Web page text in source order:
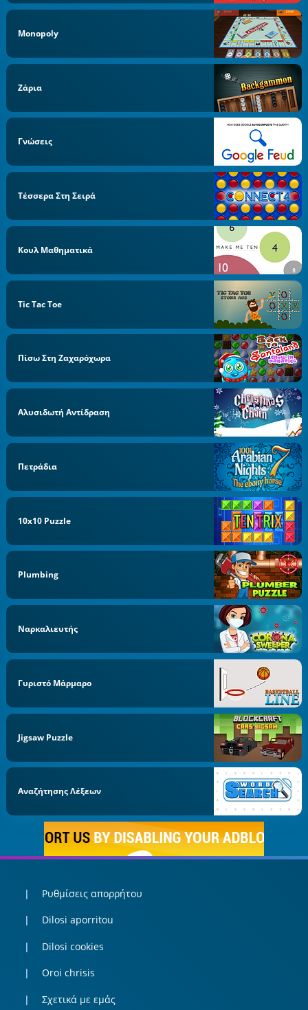
Monopoly
Ζάρια
Γνώσεις
Τέσσερα Στη Σειρά
Κουλ Μαθηματικά
Tic Tac Toe
Πίσω Στη Ζαχαρόχωρα
Αλυσιδωτή Αντίδραση
Πετράδια
10x10 Puzzle
Plumbing
Ναρκαλιευτής
Γυριστό Μάρμαρο
Jigsaw Puzzle
Αναζήτησης Λέξεων
Ρυθμίσεις απορρήτου
Dilosi aporritou
Dilosi cookies
Oroi chrisis
Σχετικά με εμάς